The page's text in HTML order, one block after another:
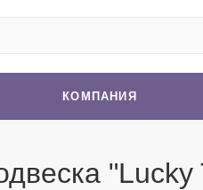
КОМПАНИЯ